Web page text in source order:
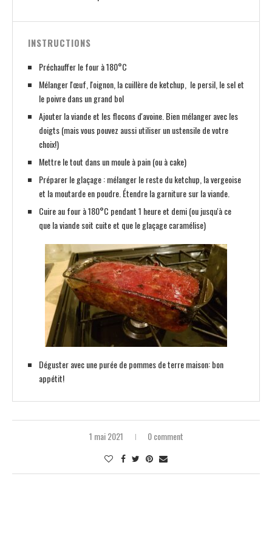
INSTRUCTIONS
Préchauffer le four à 180°C
Mélanger l'œuf, l'oignon, la cuillère de ketchup, le persil, le sel et
le poivre dans un grand bol
Ajouter la viande et les flocons d'avoine. Bien mélanger avec les
doigts (mais vous pouvez aussi utiliser un ustensile de votre
choix!)
Mettre le tout dans un moule à pain (ou à cake)
Préparer le glaçage : mélanger le reste du ketchup, la vergeoise
et la moutarde en poudre. Étendre la garniture sur la viande.
Cuire au four à 180°C pendant 1 heure et demi (ou jusqu'à ce
que la viande soit cuite et que le glaçage caramélise)
Déguster avec une purée de pommes de terre maison: bon
appétit!
1 mai 2021 0 comment